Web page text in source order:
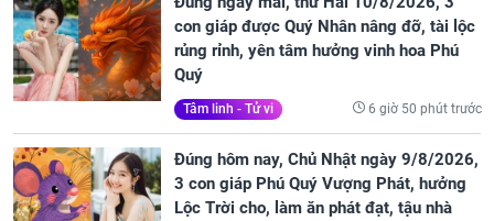
con giáp được Quý Nhân nâng đỡ, tài lộc
rủng rỉnh, yên tâm hưởng vinh hoa Phú
Quý
Tâm linh - Tử vi 6 giờ 50 phút trước
Đúng hôm nay, Chủ Nhật ngày 9/8/2026,
3 con giáp Phú Quý Vượng Phát, hưởng
Lộc Trời cho, làm ăn phát đạt, tậu nhà